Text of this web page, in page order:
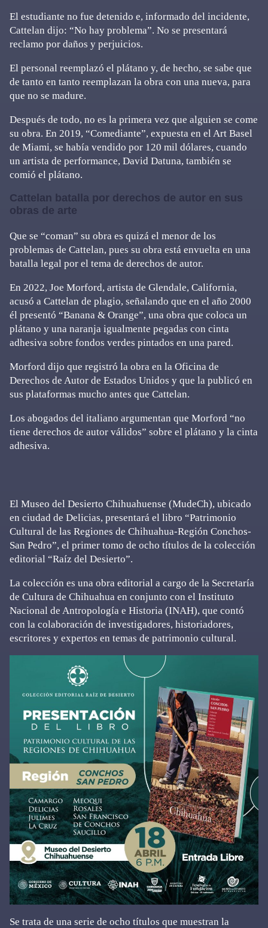
El estudiante no fue detenido e, informado del incidente,
Cattelan dijo: “No hay problema”. No se presentará
reclamo por daños y perjuicios.
El personal reemplazó el plátano y, de hecho, se sabe que
de tanto en tanto reemplazan la obra con una nueva, para
que no se madure.
Después de todo, no es la primera vez que alguien se come
su obra. En 2019, “Comediante”, expuesta en el Art Basel
de Miami, se había vendido por 120 mil dólares, cuando
un artista de performance, David Datuna, también se
comió el plátano.
Cattelan batalla por derechos de autor en sus
obras de arte
Que se “coman” su obra es quizá el menor de los
problemas de Cattelan, pues su obra está envuelta en una
batalla legal por el tema de derechos de autor.
En 2022, Joe Morford, artista de Glendale, California,
acusó a Cattelan de plagio, señalando que en el año 2000
él presentó “Banana & Orange”, una obra que coloca un
plátano y una naranja igualmente pegadas con cinta
adhesiva sobre fondos verdes pintados en una pared.
Morford dijo que registró la obra en la Oficina de
Derechos de Autor de Estados Unidos y que la publicó en
sus plataformas mucho antes que Cattelan.
Los abogados del italiano argumentan que Morford “no
tiene derechos de autor válidos” sobre el plátano y la cinta
adhesiva.
El Museo del Desierto Chihuahuense (MudeCh), ubicado
en ciudad de Delicias, presentará el libro “Patrimonio
Cultural de las Regiones de Chihuahua-Región Conchos-
San Pedro”, el primer tomo de ocho títulos de la colección
editorial “Raíz del Desierto”.
La colección es una obra editorial a cargo de la Secretaría
de Cultura de Chihuahua en conjunto con el Instituto
Nacional de Antropología e Historia (INAH), que contó
con la colaboración de investigadores, historiadores,
escritores y expertos en temas de patrimonio cultural.
Se trata de una serie de ocho títulos que muestran la